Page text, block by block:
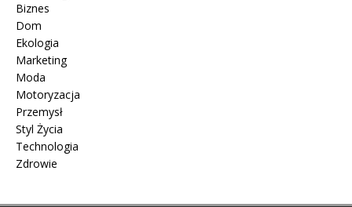
Biznes
Dom
Ekologia
Marketing
Moda
Motoryzacja
Przemysł
Styl Życia
Technologia
Zdrowie